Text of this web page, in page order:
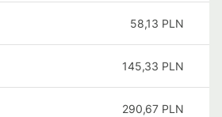
58,13 PLN
145,33 PLN
290,67 PLN